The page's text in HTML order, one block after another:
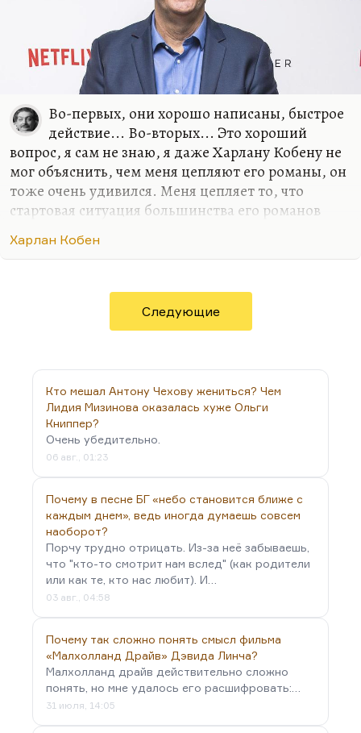
быть, иногда слишком жестко. И с Шервудом та
Во-первых, они хорошо написаны, быстрое
действие... Во-вторых... Это хороший
вопрос, я сам не знаю, я даже Харлану Кобену не
мог объяснить, чем меня цепляют его романы, он
тоже очень удивился. Меня цепляет то, что
стартовая ситуация большинства его романов
«Дураков нет») – это или внезапное исчезновение
Ребенок внезапно появляется на стоянке
парковки, а где он был, куда его родители
делись, – не понятно.
если говорить серьезно, одна из самых больших
тайн, это как цветение в разные сроки, такой
приспособлительный механизм растения... Люди
исчезают из поля зрения…
Харлан Кобен
Следующие
Кто мешал Антону Чехову жениться? Чем
Лидия Мизинова оказалась хуже Ольги
Книппер?
Очень убедительно.
06 авг., 01:23
Почему в песне БГ «небо становится ближе с
каждым днем», ведь иногда думаешь совсем
наоборот?
Порчу трудно отрицать. Из-за неё забываешь,
что "кто-то смотрит нам вслед" (как родители
или как те, кто нас любит). И…
03 авг., 04:58
Почему так сложно понять смысл фильма
«Малхолланд Драйв» Дэвида Линча?
Малхолланд драйв действительно сложно
понять, но мне удалось его расшифровать:…
31 июля, 14:05